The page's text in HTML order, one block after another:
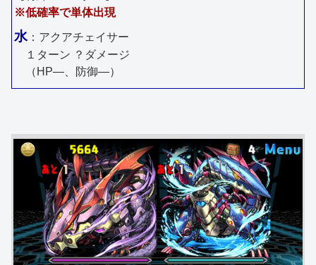
※低確率で単体出現
水：アクアチェイサー
１ターン ？ダメージ
（HP―、防御―）